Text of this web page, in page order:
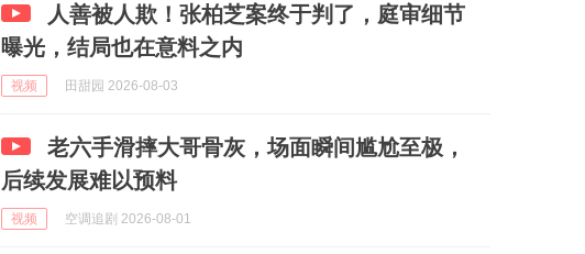
人善被人欺！张柏芝案终于判了，庭审细节
曝光，结局也在意料之内
视频 田甜园 2026-08-03
老六手滑摔大哥骨灰，场面瞬间尴尬至极，
后续发展难以预料
视频 空调追剧 2026-08-01